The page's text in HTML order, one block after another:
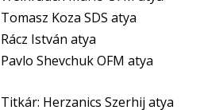
Tomasz Koza SDS atya
Rácz István atya
Pavlo Shevchuk OFM atya
Titkár: Herzanics Szerhij atya